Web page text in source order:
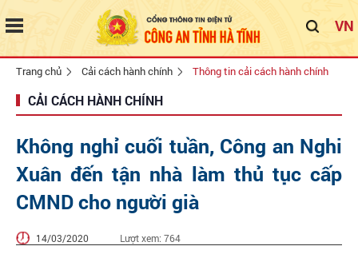
VN
Trang chủ Cải cách hành chính Thông tin cải cách hành chính
CẢI CÁCH HÀNH CHÍNH
Không nghỉ cuối tuần, Công an Nghi
Xuân đến tận nhà làm thủ tục cấp
CMND cho người già
14/03/2020 Lượt xem: 764